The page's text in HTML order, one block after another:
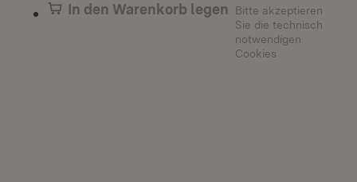
In den Warenkorb legen
Bitte akzeptieren
Sie die technisch
notwendigen
Cookies